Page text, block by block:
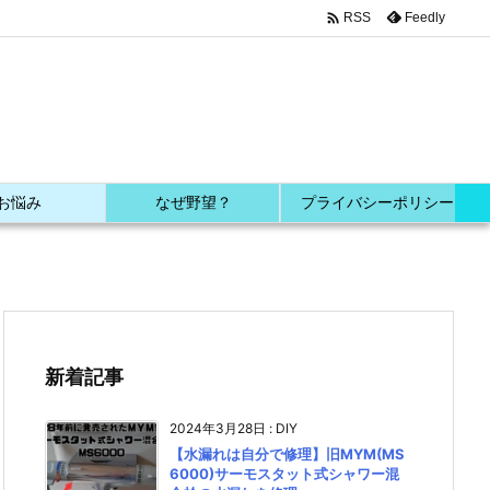
悩み なぜ野望？ プライバシーポリシー
 RSS Feedly
新着記事
2024年3月28日 : DIY
【水漏れは自分で修理】旧MYM(MS
6000)サーモスタット式シャワー混